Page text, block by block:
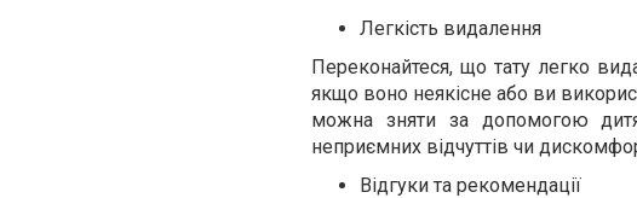
Легкість видалення
Переконайтеся, що тату легко
якщо воно неякісне або ви
можна зняти за допомогою
неприємних відчуттів чи
Відгуки та рекомендації